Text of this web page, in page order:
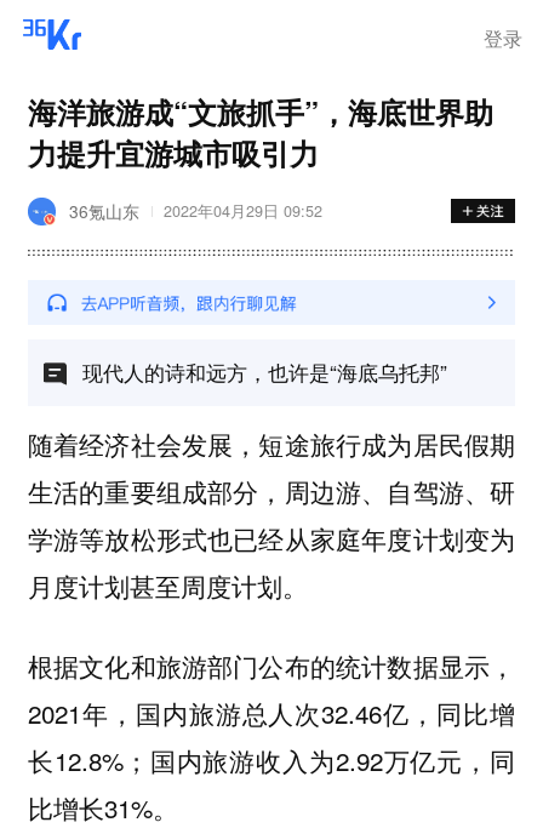
登录
海洋旅游成“文旅抓手”，海底世界助
力提升宜游城市吸引力
36氪山东 2022年04月29日 09:52
现代人的诗和远方，也许是“海底乌托邦”
随着经济社会发展，短途旅行成为居民假期
生活的重要组成部分，周边游、自驾游、研
学游等放松形式也已经从家庭年度计划变为
月度计划甚至周度计划。
根据文化和旅游部门公布的统计数据显示，
2021年，国内旅游总人次32.46亿，同比增
长12.8%；国内旅游收入为2.92万亿元，同
比增长31%。